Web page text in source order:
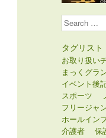
Search
タグリスト
お取り扱い
まっくグラ
イベント後
スポーツ
フリージャ
ホールイン
介護者
保